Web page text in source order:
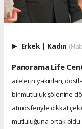
Erkek | Kadın
Panorama Life
ailelerin yakınları,
bir mutluluk şölenine
atmosferiyle dikkat
mutluluğuna ortak oldu.